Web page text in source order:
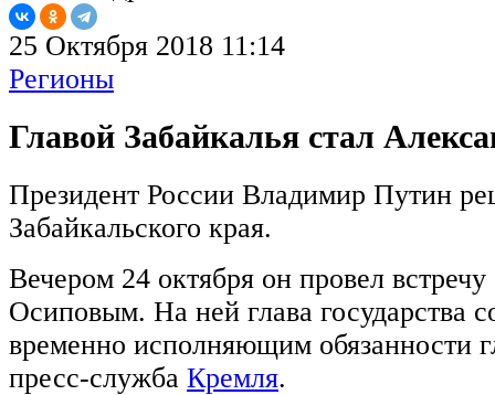
25 Октября 2018 11:14
Регионы
Главой Забайкалья стал
Президент России Владимир Путин
Забайкальского края.
Вечером 24 октября он провел
Осиповым. На ней глава государства
временно исполняющим обязанности
пресс-служба Кремля.